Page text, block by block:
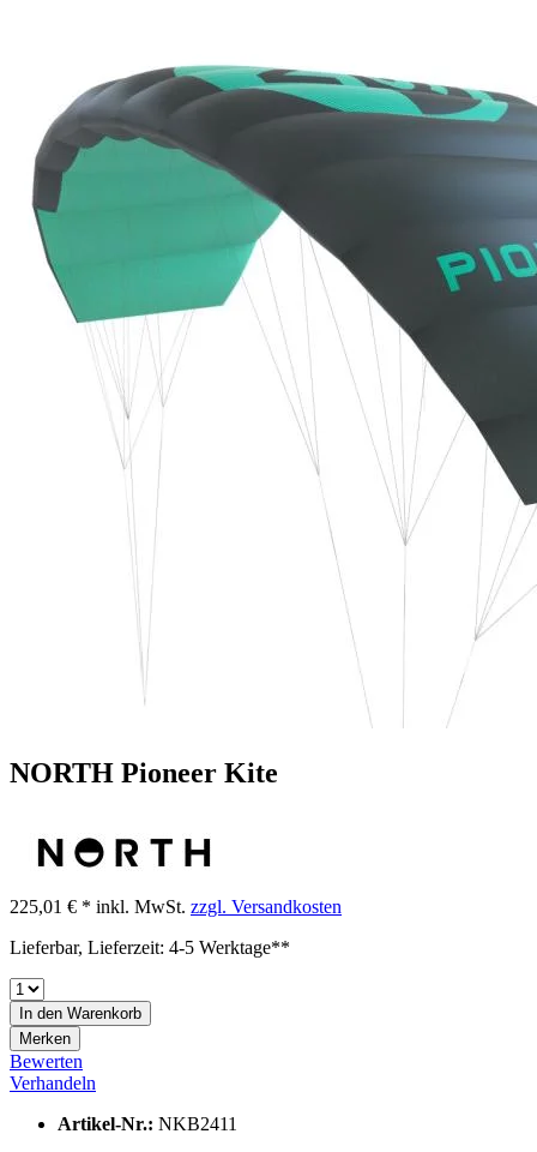
NORTH Pioneer Kite
225,01 € * inkl. MwSt. zzgl. Versandkosten
Lieferbar, Lieferzeit: 4-5 Werktage**
In den Warenkorb
Merken
Bewerten
Verhandeln
Artikel-Nr.: NKB2411